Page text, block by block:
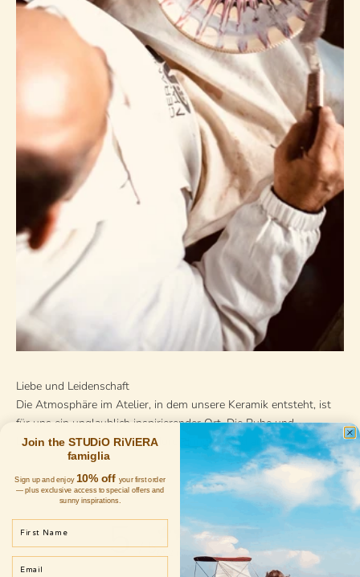
Liebe und Leidenschaft
Die Atmosphäre im Atelier, in dem unsere Keramik entsteht, ist
für uns ein unglaublich inspirierender Ort. Die Ruhe und
Leidenschaft, die den Raum durchdringen, sind ansteckend.
5 / 5 652 reviews
Join the STUDiO RiViERA
famiglia
Sign up and enjoy 10% off your first order
— plus exclusive access to special offers and
sunny inspirations.